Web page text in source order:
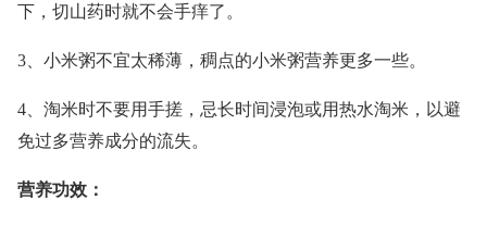
下，切山药时就不会手痒了。
3、小米粥不宜太稀薄，稠点的小米粥营养更多一些。
4、淘米时不要用手搓，忌长时间浸泡或用热水淘米，以避
免过多营养成分的流失。
营养功效：